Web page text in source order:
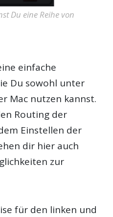
Du eine Reihe von
einfache
Du sowohl unter
Mac nutzen kannst.
Routing der
Einstellen der
dir hier auch
zur
für den linken und